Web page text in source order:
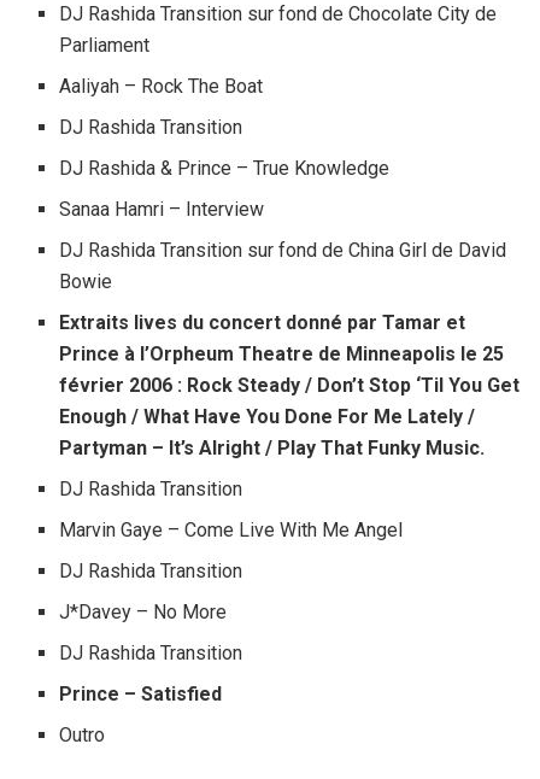
DJ Rashida Transition sur fond de Chocolate City de
Parliament
Aaliyah – Rock The Boat
DJ Rashida Transition
DJ Rashida & Prince – True Knowledge
Sanaa Hamri – Interview
DJ Rashida Transition sur fond de China Girl de David
Bowie
Extraits lives du concert donné par Tamar et
Prince à l’Orpheum Theatre de Minneapolis le 25
février 2006 : Rock Steady / Don’t Stop ‘Til You Get
Enough / What Have You Done For Me Lately /
Partyman – It’s Alright / Play That Funky Music.
DJ Rashida Transition
Marvin Gaye – Come Live With Me Angel
DJ Rashida Transition
J*Davey – No More
DJ Rashida Transition
Prince – Satisfied
Outro